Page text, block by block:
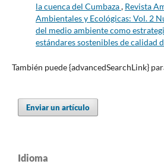
la cuenca del Cumbaza, Revista
Ambientales y Ecológicas: Vol. 2
del medio ambiente como
estándares sostenibles de calidad
También puede {advancedSearchLink}
Enviar un artículo
Idioma